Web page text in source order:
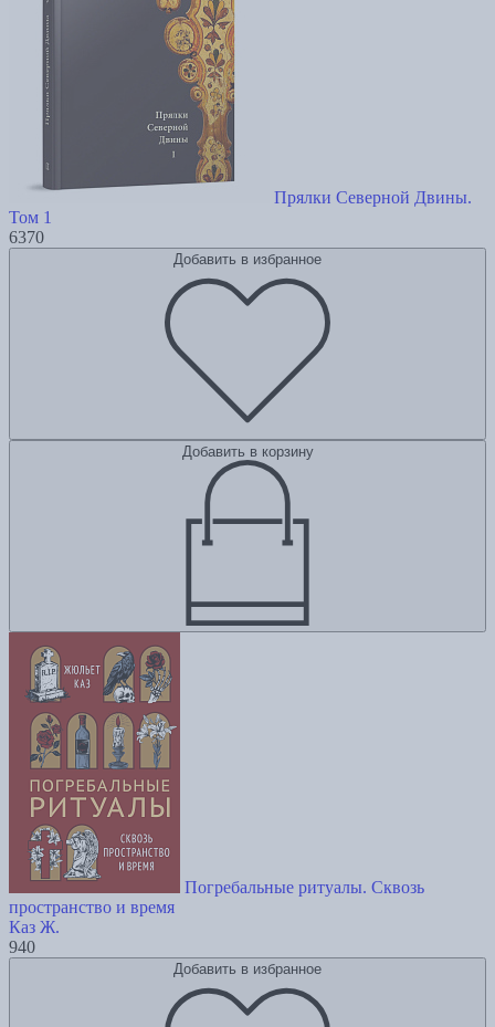
Прялки Северной Двины.
Том 1
6370
Добавить в избранное
Добавить в корзину
Погребальные ритуалы. Сквозь
пространство и время
Каз Ж.
940
Добавить в избранное